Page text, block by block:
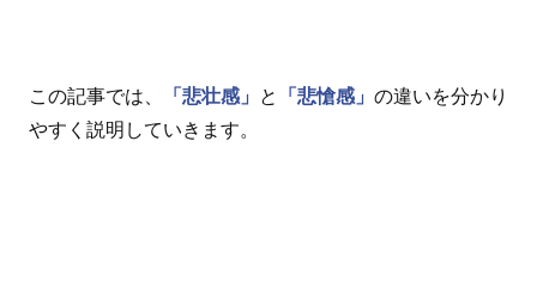
この記事では、 「悲壮感」 と 「悲愴感」 の違いを分かり
やすく説明していきます。